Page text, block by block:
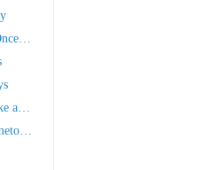
in Royal David's City)
a Holiday